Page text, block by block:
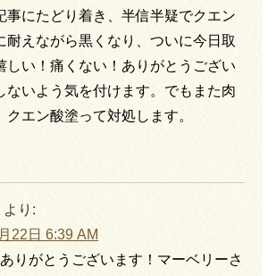
事にたどり着き、半信半疑でクエン
耐えながら黒くなり、ついに今日取
しい！痛くない！ありがとうござい
ないよう気を付けます。でもまた肉
エン酸塗って対処します。
より:
22日 6:39 AM
りがとうございます！マーベリーさ